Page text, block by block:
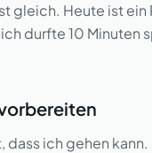
gleich. Heute ist
durfte 10 Minuten
dass ich gehen